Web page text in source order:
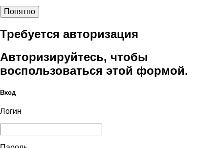
Понятно
Требуется авторизация
Авторизируйтесь, чтобы
воспользоваться этой формой.
Вход
Логин